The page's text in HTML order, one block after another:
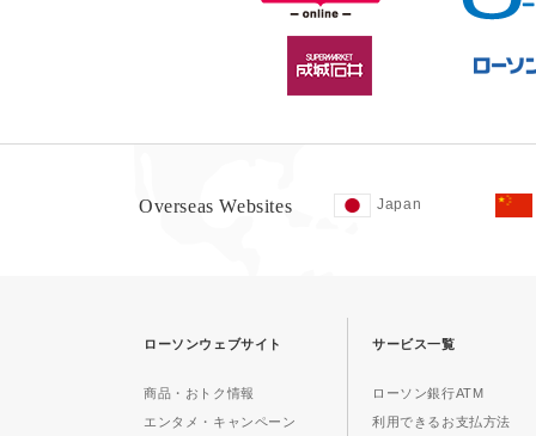
Overseas Websites Japan
ローソンウェブサイト
商品・おトク情報
エンタメ・キャンペーン
サービス一覧
ローソン銀行ATM
利用できるお支払方法